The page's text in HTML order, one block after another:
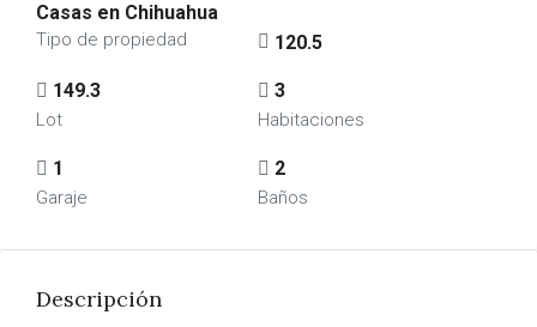
Casas en Chihuahua
Tipo de propiedad 120.5
149.3
Lot
3
Habitaciones
1
Garaje
2
Baños
Descripción